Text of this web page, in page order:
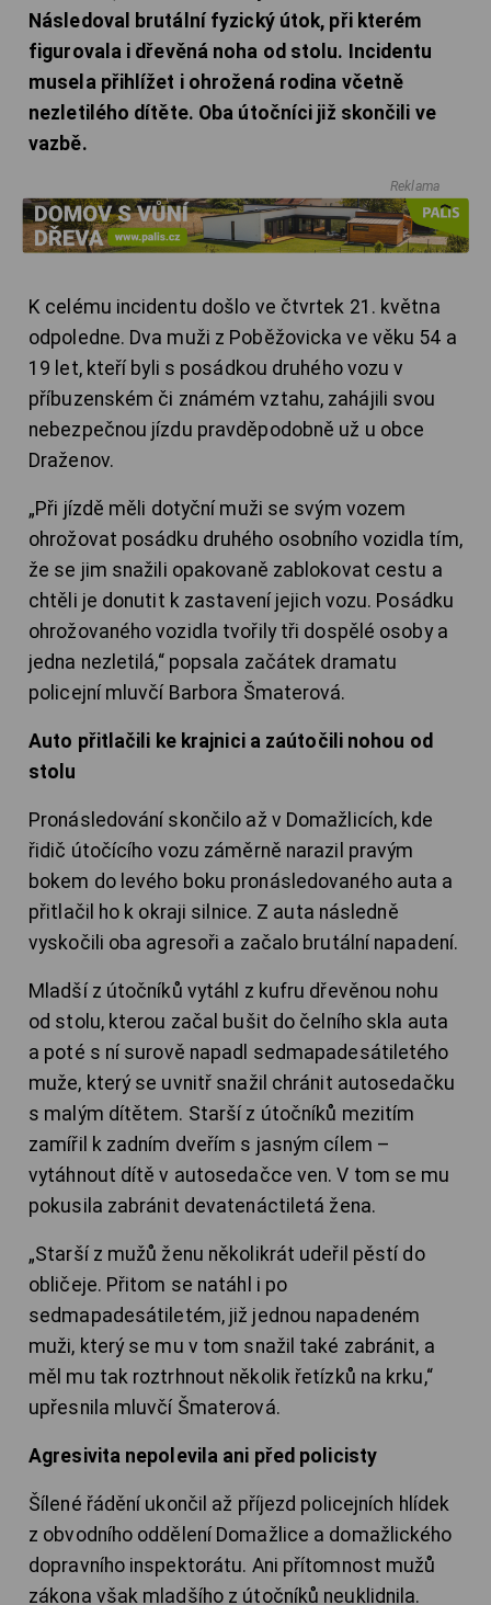
Následoval brutální fyzický útok, při kterém
figurovala i dřevěná noha od stolu. Incidentu
musela přihlížet i ohrožená rodina včetně
nezletilého dítěte. Oba útočníci již skončili ve
vazbě.
Reklama
K celému incidentu došlo ve čtvrtek 21. května
odpoledne. Dva muži z Poběžovicka ve věku 54 a
19 let, kteří byli s posádkou druhého vozu v
příbuzenském či známém vztahu, zahájili svou
nebezpečnou jízdu pravděpodobně už u obce
Draženov.
„Při jízdě měli dotyční muži se svým vozem
ohrožovat posádku druhého osobního vozidla tím,
že se jim snažili opakovaně zablokovat cestu a
chtěli je donutit k zastavení jejich vozu. Posádku
ohrožovaného vozidla tvořily tři dospělé osoby a
jedna nezletilá,“ popsala začátek dramatu
policejní mluvčí Barbora Šmaterová.
Auto přitlačili ke krajnici a zaútočili nohou od
stolu
Pronásledování skončilo až v Domažlicích, kde
řidič útočícího vozu záměrně narazil pravým
bokem do levého boku pronásledovaného auta a
přitlačil ho k okraji silnice. Z auta následně
vyskočili oba agresoři a začalo brutální napadení.
Mladší z útočníků vytáhl z kufru dřevěnou nohu
od stolu, kterou začal bušit do čelního skla auta
a poté s ní surově napadl sedmapadesátiletého
muže, který se uvnitř snažil chránit autosedačku
s malým dítětem. Starší z útočníků mezitím
zamířil k zadním dveřím s jasným cílem –
vytáhnout dítě v autosedačce ven. V tom se mu
pokusila zabránit devatenáctiletá žena.
„Starší z mužů ženu několikrát udeřil pěstí do
obličeje. Přitom se natáhl i po
sedmapadesátiletém, již jednou napadeném
muži, který se mu v tom snažil také zabránit, a
měl mu tak roztrhnout několik řetízků na krku,“
upřesnila mluvčí Šmaterová.
Agresivita nepolevila ani před policisty
Šílené řádění ukončil až příjezd policejních hlídek
z obvodního oddělení Domažlice a domažlického
dopravního inspektorátu. Ani přítomnost mužů
zákona však mladšího z útočníků neuklidnila.